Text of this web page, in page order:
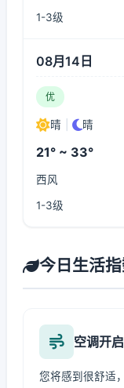
1-3级
08月14日
优
晴 晴
21° ~ 33°
西风
1-3级
今日生活
空调开启
您将感到很舒适